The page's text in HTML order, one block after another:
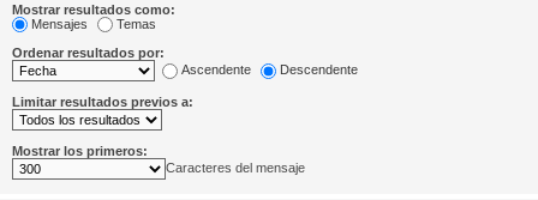
Mostrar resultados como:
Mensajes
Temas
Ordenar resultados por:
Ascendente
Descendente
Limitar resultados previos a:
Mostrar los primeros:
Caracteres del mensaje